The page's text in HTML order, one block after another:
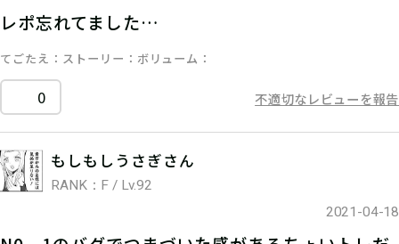
レポ忘れてました…
てごたえ ストーリー ボリューム
0 不適切なレビューを報告
もしもしうさぎさん
RANK：F / Lv.92
2021-04-18